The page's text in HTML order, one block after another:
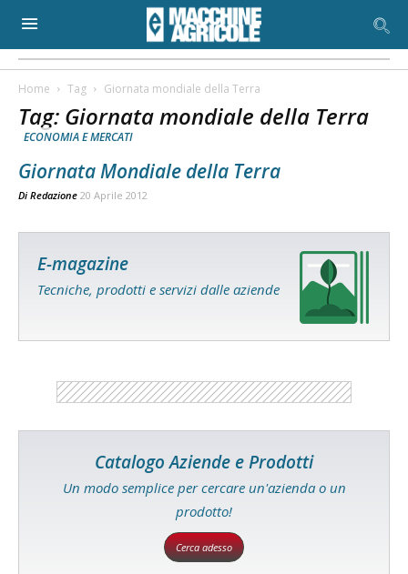
Home Tag Giornata mondiale della Terra
Tag: Giornata mondiale della Terra
ECONOMIA E MERCATI
Giornata Mondiale della Terra
Di Redazione 20 Aprile 2012
E-magazine
Tecniche, prodotti e servizi dalle aziende
Catalogo Aziende e Prodotti
Un modo semplice per cercare un'azienda o un
prodotto!
Cerca adesso